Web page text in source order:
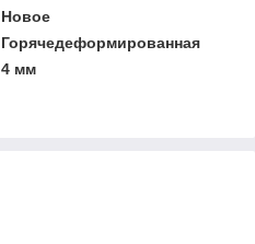
Новое
Горячедеформированная
4 мм